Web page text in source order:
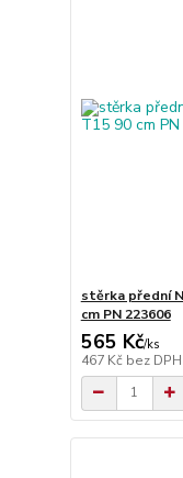
stěrka přední
cm PN 223606
565 Kč/ks
467 Kč bez DPH